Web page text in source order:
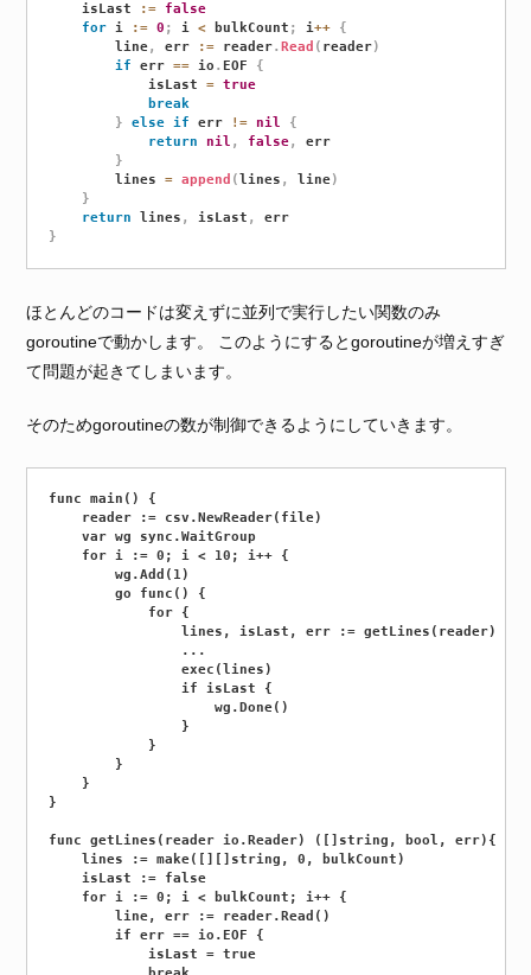
	isLast
:=
false
for i := 0 ; i < bulkCount ; i++
{
		line
, err := reader. Read ( reader)
if err == io . EOF
{
			isLast
= true
break
}
else if err != nil
{
return
nil , false,
err
}
		lines
= append ( lines , line)
}
return lines , isLast ,
err
}
ほとんどのコードは変えずに並列で実行したい関数のみ
goroutineで動かします。 このようにするとgoroutineが増えすぎ
て問題が起きてしまいます。
そのためgoroutineの数が制御できるようにしていきます。
func main() {
}
func getLines(reader io.Reader) ([]string, bool, err){